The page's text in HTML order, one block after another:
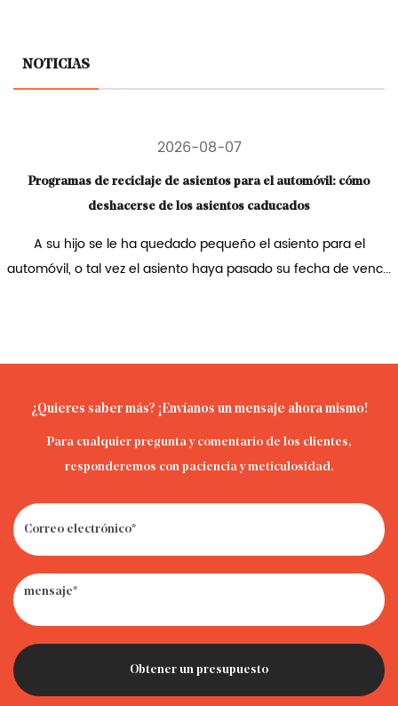
NOTICIAS
2026-08-07
Programas de reciclaje de asientos para el automóvil: cómo
deshacerse de los asientos caducados
A su hijo se le ha quedado pequeño el asiento para el
o tal vez el asiento haya pasado su fecha de venc...
¿Quieres saber más? ¡Envíanos un mensaje ahora mismo!
Para cualquier pregunta y comentario de los clientes,
responderemos con paciencia y meticulosidad.